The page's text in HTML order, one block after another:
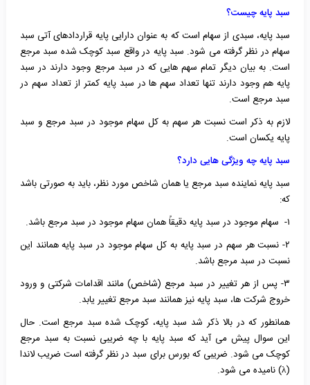
سبد پایه چیست؟
سبد پایه، سبدی از سهام است که به عنوان دارایی پایه قراردادهای آتی سبد
سهام در نظر گرفته می شود. سبد پایه در واقع سبد کوچک شده سبد مرجع
است. به بیان دیگر تمام سهم هایی که در سبد مرجع وجود دارند در سبد
پایه هم وجود دارند تنها تعداد سهم ها در سبد پایه کمتر از تعداد سهم در
سبد مرجع است.
لازم به ذکر است نسبت هر سهم به کل سهام موجود در سبد مرجع و سبد
پایه یکسان است.
سبد پایه چه ویژگی هایی دارد؟
سبد پایه نماینده سبد مرجع یا همان شاخص مورد نظر، باید به صورتی باشد
که:
۱- سهام موجود در سبد پایه دقیقاً همان سهام موجود در سبد مرجع باشد.
۲- نسبت هر سهم در سبد پایه به کل سهام موجود در سبد پایه همانند این
نسبت در سبد مرجع باشد.
۳- پس از هر تغییر در سبد مرجع (شاخص) مانند اقدامات شرکتی و ورود
خروج شرکت ها، سبد پایه نیز همانند سبد مرجع تغییر یابد.
همانطور که در بالا ذکر شد سبد پایه، کوچک شده سبد مرجع است. حال
این سوال پیش می آید که سبد پایه با چه ضریبی نسبت به سبد مرجع
کوچک می شود. ضریبی که بورس برای سبد در نظر گرفته است ضریب لاندا
(
λ) نامیده می شود.